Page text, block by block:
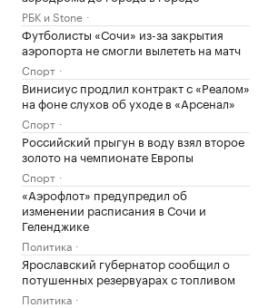
РБК и Stone
Футболисты «Сочи» из-за закрытия
аэропорта не смогли вылететь на матч
Спорт
Винисиус продлил контракт с «Реалом»
на фоне слухов об уходе в «Арсенал»
Спорт
Российский прыгун в воду взял второе
золото на чемпионате Европы
Спорт
«Аэрофлот» предупредил об
изменении расписания в Сочи и
Геленджике
Политика
Ярославский губернатор сообщил о
потушенных резервуарах с топливом
Политика